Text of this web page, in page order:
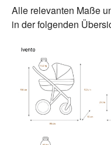
Alle relevanten Maße
in der folgenden